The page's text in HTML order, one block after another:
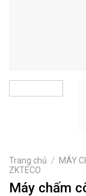
Trang chủ / MÁY
ZKTECO
Máy chấm